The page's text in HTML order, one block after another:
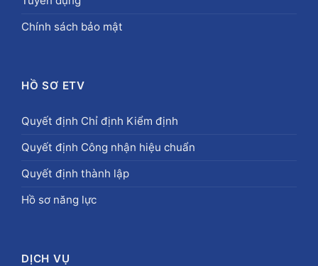
Chính sách bảo mật
HỒ SƠ ETV
Quyết định Chỉ định Kiểm định
Quyết định Công nhận hiệu chuẩn
Quyết định thành lập
Hồ sơ năng lực
DỊCH VỤ